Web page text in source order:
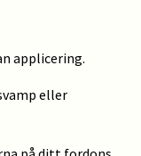
applicering.
eller